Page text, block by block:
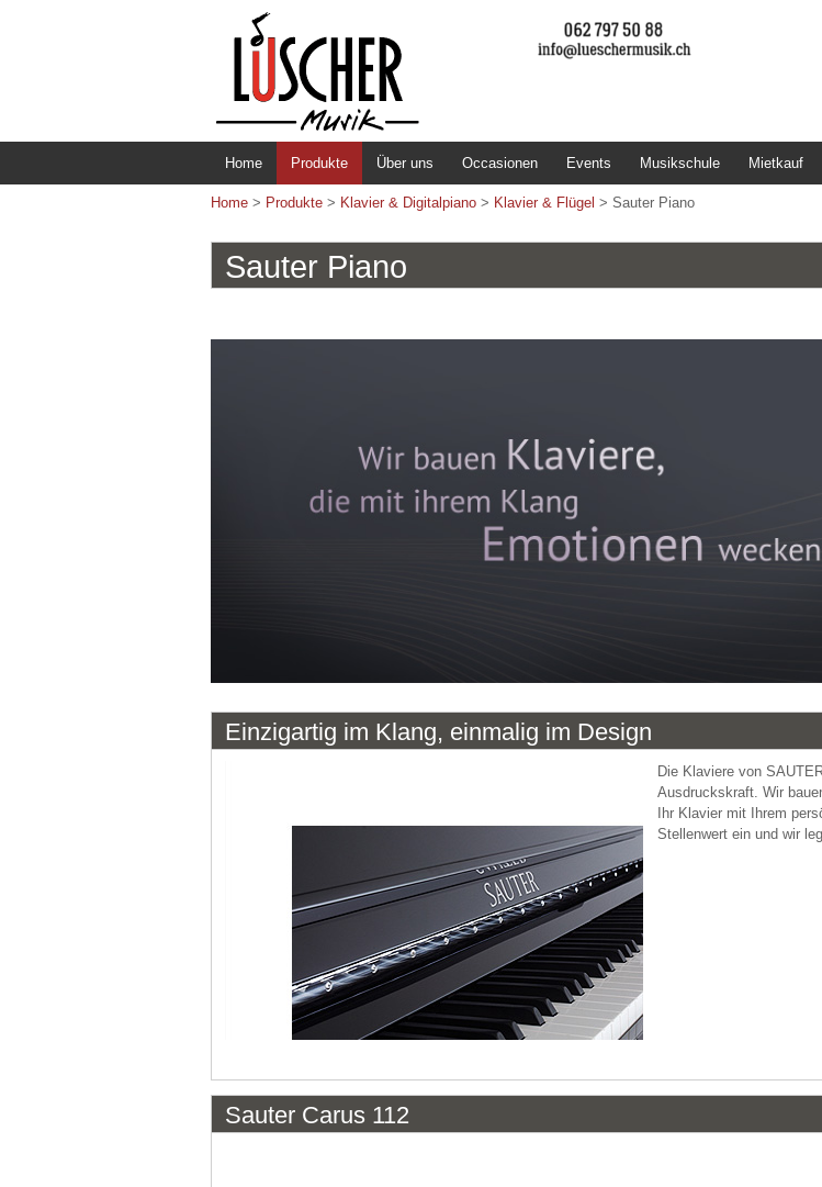
Home Produkte Über uns Occasionen Events Musikschule Mietkauf
Home > Produkte > Klavier & Digitalpiano > Klavier & Flügel > Sauter Piano
Sauter Piano
Einzigartig im Klang, einmalig im Design
Die Klaviere von
Ausdruckskraft. Wir
Ihr Klavier mit Ihrem
Stellenwert ein und wir
Sauter Carus 112